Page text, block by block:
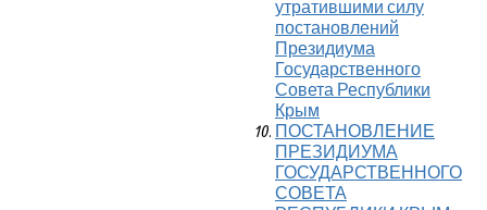
утратившими силу
постановлений
Президиума
Государственного
Совета Республики
Крым
ПОСТАНОВЛЕНИЕ
ПРЕЗИДИУМА
ГОСУДАРСТВЕННОГО
СОВЕТА